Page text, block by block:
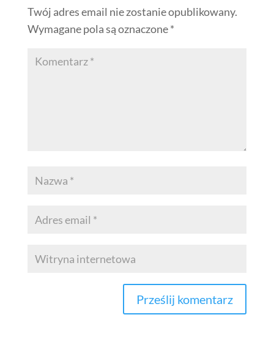
Twój adres email nie zostanie opublikowany.
Wymagane pola są oznaczone*